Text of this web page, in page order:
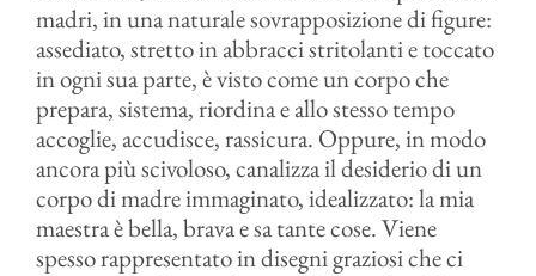
madri, in una naturale sovrapposizione di figure:
assediato, stretto in abbracci stritolanti e toccato
in ogni sua parte, è visto come un corpo che
prepara, sistema, riordina e allo stesso tempo
accoglie, accudisce, rassicura. Oppure, in modo
ancora più scivoloso, canalizza il desiderio di un
corpo di madre immaginato, idealizzato: la mia
maestra è bella, brava e sa tante cose. Viene
spesso rappresentato in disegni graziosi che ci